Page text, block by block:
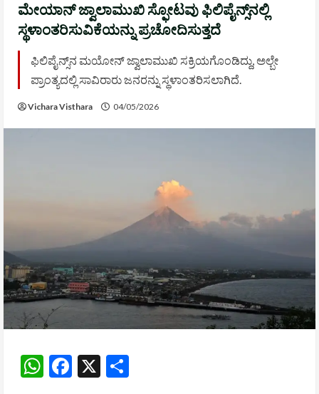
ಮೇಯಾನ್ ಜ್ವಾಲಾಮುಖಿ ಸ್ಫೋಟವು ಫಿಲಿಪೈನ್ಸ್‌ನಲ್ಲಿ
ಸ್ಥಳಾಂತರಿಸುವಿಕೆಯನ್ನು ಪ್ರಚೋದಿಸುತ್ತದೆ
ಫಿಲಿಪೈನ್ಸ್‌ನ ಮಯೋನ್ ಜ್ವಾಲಾಮುಖಿ ಸಕ್ರಿಯಗೊಂಡಿದ್ದು, ಅಲ್ಬೇ
ಪ್ರಾಂತ್ಯದಲ್ಲಿ ಸಾವಿರಾರು ಜನರನ್ನು ಸ್ಥಳಾಂತರಿಸಲಾಗಿದೆ.
Vichara Visthara 04/05/2026
WhatsApp
Facebook
X